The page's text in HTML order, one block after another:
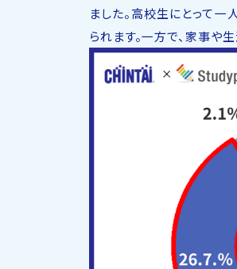
ました。高校生にとって
られます。一方で、家事や